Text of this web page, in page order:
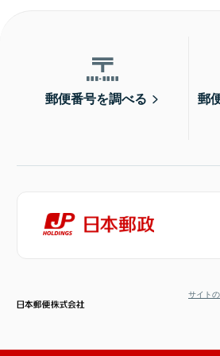
郵便番号を調べる
郵
サイト